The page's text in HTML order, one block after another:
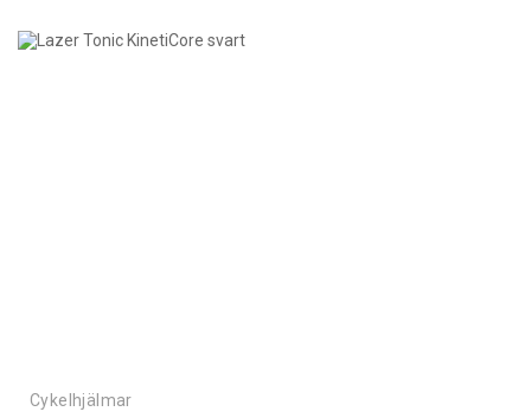
Cykelhjälmar